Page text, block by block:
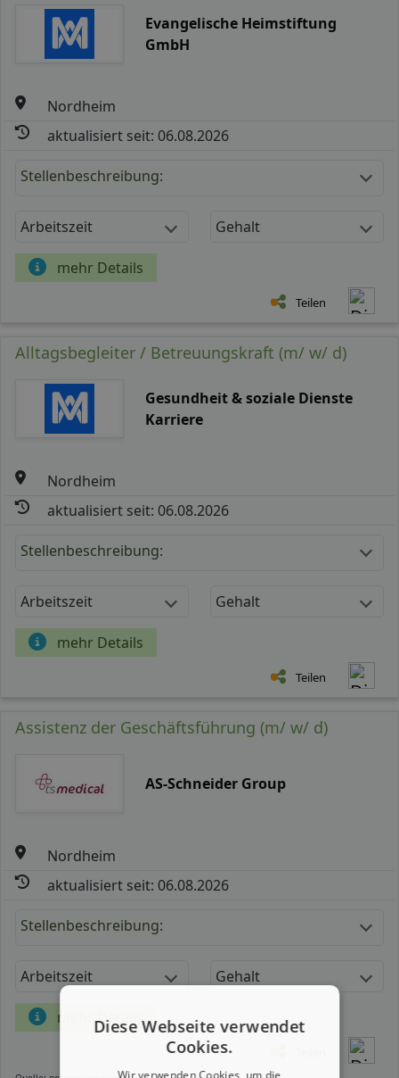
Evangelische Heimstiftung
GmbH
Nordheim
aktualisiert seit: 06.08.2026
Stellenbeschreibung:
Arbeitszeit Gehalt
mehr Details
Teilen
Alltagsbegleiter / Betreuungskraft (m/ w/ d)
Gesundheit & soziale Dienste
Karriere
Nordheim
aktualisiert seit: 06.08.2026
Stellenbeschreibung:
Arbeitszeit Gehalt
mehr Details
Teilen
Assistenz der Geschäftsführung (m/ w/ d)
AS-Schneider Group
Nordheim
aktualisiert seit: 06.08.2026
Stellenbeschreibung:
Arbeitszeit Gehalt
mehr Details
Diese Webseite verwendet
Cookies.
Wir verwenden Cookies, um die